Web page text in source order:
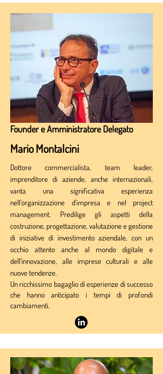
Founder e Amministratore Delegato
Mario Montalcini
Dottore commercialista, team leader,
imprenditore di aziende, anche internazionali,
vanta una significativa esperienza
nell’organizzazione d'impresa e nel project
management. Predilige gli aspetti della
costruzione, progettazione, valutazione e gestione
di iniziative di investimento aziendale, con un
occhio attento anche al mondo digitale e
dell'innovazione, alle imprese culturali e alle
nuove tendenze.
Un ricchissimo bagaglio di esperienze di successo
che hanno anticipato i tempi di profondi
cambiamenti.